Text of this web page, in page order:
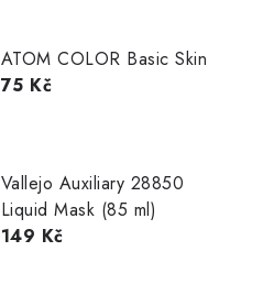
ATOM COLOR Basic Skin
75 Kč
Vallejo Auxiliary 28850
Liquid Mask (85 ml)
149 Kč